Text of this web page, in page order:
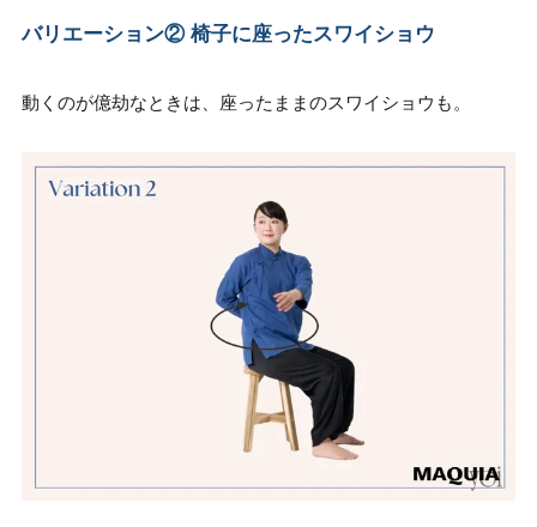
バリエーション② 椅子に座ったスワイショウ
動くのが億劫なときは、座ったままのスワイショウも。